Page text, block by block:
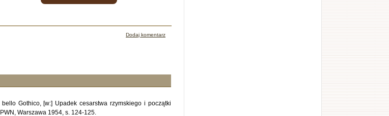
Dodaj komentarz
Gothico, [w:] Upadek cesarstwa rzymskiego i początki
Warszawa 1954, s. 124-125.